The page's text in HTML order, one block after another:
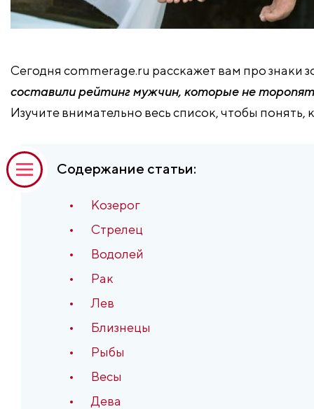
Сегодня commerage.ru расскажет вам про знаки
составили рейтинг мужчин, которые не
Изучите внимательно весь список, чтобы понять,
Содержание статьи:
Козерог
Стрелец
Водолей
Рак
Лев
Близнецы
Рыбы
Весы
Дева